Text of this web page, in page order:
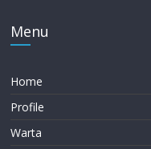
Menu
Home
Profile
Warta